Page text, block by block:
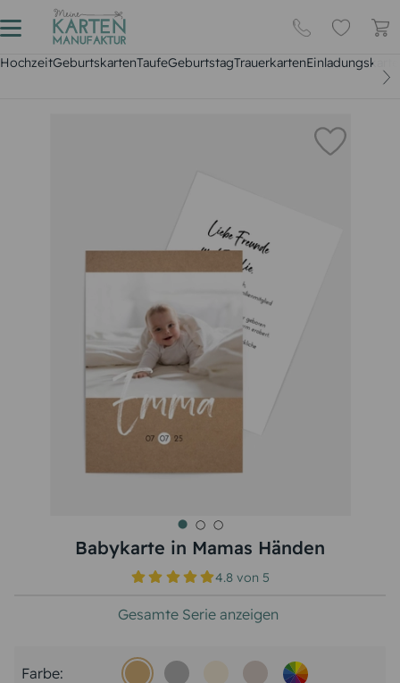
HochzeitGeburtskartenTaufeGeburtstagTrauerkarten
Babykarte in Mamas Händen
4.8 von5
Gesamte Serie anzeigen
Farbe: